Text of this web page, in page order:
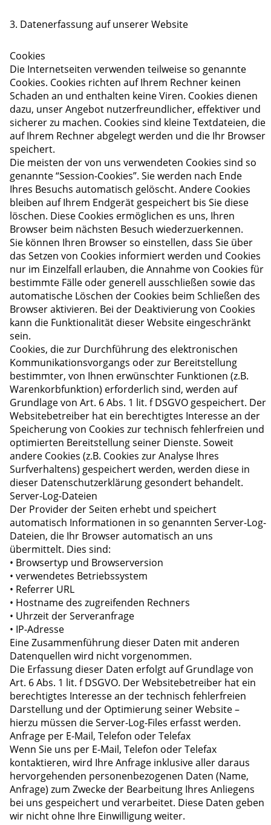
3. Datenerfassung auf unserer Website
Cookies
Die Internetseiten verwenden teilweise so genannte
Cookies. Cookies richten auf Ihrem Rechner keinen
Schaden an und enthalten keine Viren. Cookies dienen
dazu, unser Angebot nutzerfreundlicher, effektiver und
sicherer zu machen. Cookies sind kleine Textdateien, die
auf Ihrem Rechner abgelegt werden und die Ihr Browser
speichert.
Die meisten der von uns verwendeten Cookies sind so
genannte “Session-Cookies”. Sie werden nach Ende
Ihres Besuchs automatisch gelöscht. Andere Cookies
bleiben auf Ihrem Endgerät gespeichert bis Sie diese
löschen. Diese Cookies ermöglichen es uns, Ihren
Browser beim nächsten Besuch wiederzuerkennen.
Sie können Ihren Browser so einstellen, dass Sie über
das Setzen von Cookies informiert werden und Cookies
nur im Einzelfall erlauben, die Annahme von Cookies für
bestimmte Fälle oder generell ausschließen sowie das
automatische Löschen der Cookies beim Schließen des
Browser aktivieren. Bei der Deaktivierung von Cookies
kann die Funktionalität dieser Website eingeschränkt
sein.
Cookies, die zur Durchführung des elektronischen
Kommunikationsvorgangs oder zur Bereitstellung
bestimmter, von Ihnen erwünschter Funktionen (z.B.
Warenkorbfunktion) erforderlich sind, werden auf
Grundlage von Art. 6 Abs. 1 lit. f DSGVO gespeichert. Der
Websitebetreiber hat ein berechtigtes Interesse an der
Speicherung von Cookies zur technisch fehlerfreien und
optimierten Bereitstellung seiner Dienste. Soweit
andere Cookies (z.B. Cookies zur Analyse Ihres
Surfverhaltens) gespeichert werden, werden diese in
dieser Datenschutzerklärung gesondert behandelt.
Server-Log-Dateien
Der Provider der Seiten erhebt und speichert
automatisch Informationen in so genannten Server-Log-
Dateien, die Ihr Browser automatisch an uns
übermittelt. Dies sind:
• Browsertyp und Browserversion
• verwendetes Betriebssystem
• Referrer URL
• Hostname des zugreifenden Rechners
• Uhrzeit der Serveranfrage
• IP-Adresse
Eine Zusammenführung dieser Daten mit anderen
Datenquellen wird nicht vorgenommen.
Die Erfassung dieser Daten erfolgt auf Grundlage von
Art. 6 Abs. 1 lit. f DSGVO. Der Websitebetreiber hat ein
berechtigtes Interesse an der technisch fehlerfreien
Darstellung und der Optimierung seiner Website –
hierzu müssen die Server-Log-Files erfasst werden.
Anfrage per E-Mail, Telefon oder Telefax
Wenn Sie uns per E-Mail, Telefon oder Telefax
kontaktieren, wird Ihre Anfrage inklusive aller daraus
hervorgehenden personenbezogenen Daten (Name,
Anfrage) zum Zwecke der Bearbeitung Ihres Anliegens
bei uns gespeichert und verarbeitet. Diese Daten geben
wir nicht ohne Ihre Einwilligung weiter.